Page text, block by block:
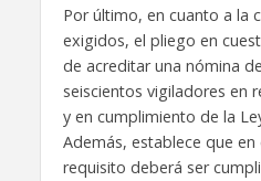
Por último, en cuanto a la
exigidos, el pliego en
de acreditar una nómina
seiscientos vigiladores en
y en cumplimiento de la
Además, establece que
requisito deberá ser